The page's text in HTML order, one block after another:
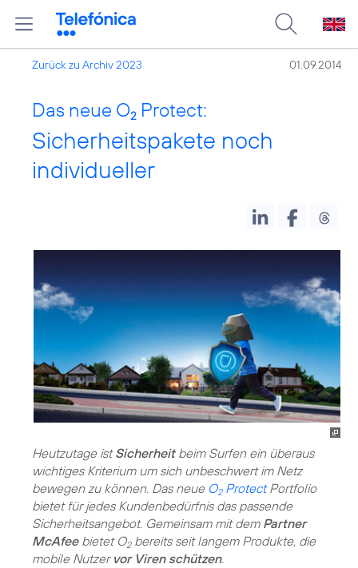
Zurück zu Archiv 2023 01.09.2014
Das neue O2 Protect:
Sicherheitspakete noch
individueller
Heutzutage istSicherheitbeim Surfen ein überaus
wichtiges Kriterium um sich unbeschwert im Netz
bewegen zu können. Das neue O2ProtectPortfolio
bietet für jedes Kundenbedürfnis das passende
Sicherheitsangebot. Gemeinsam mit dem Partner
McAfeebietet O2bereits seit langem Produkte, die
mobile Nutzer vor Viren schützen.